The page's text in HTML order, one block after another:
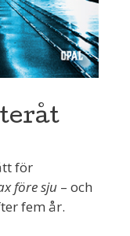
för
före sju – och
fem år.